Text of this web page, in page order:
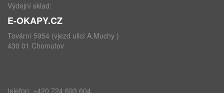
Výdejní sklad:
E-OKAPY.CZ
Tovární 5954 (vjezd ulicí A.Muchy )
430 01 Chomutov
telefon: +420 724 693 604